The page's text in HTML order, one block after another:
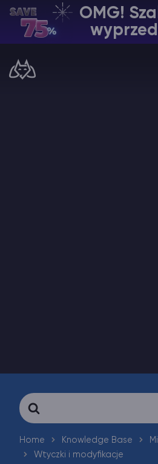
OMG!
PL | USD
Manage your servers &
Search
For
Home Knowledge Base
Wtyczki i modyfikacje